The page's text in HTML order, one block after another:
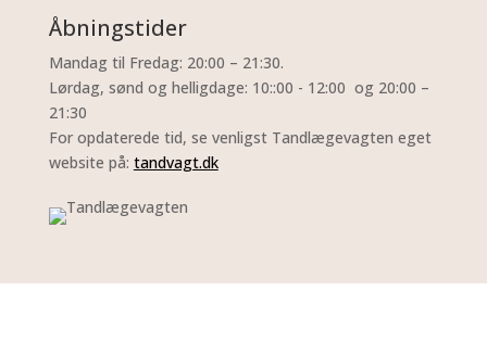
Åbningstider
Mandag til Fredag: 20:00 – 21:30.
Lørdag, sønd og helligdage: 10::00 ​- 12:00 og 20:00 –
21:30
For opdaterede tid, se venligst Tandlægevagten eget
website på: tandvagt.dk